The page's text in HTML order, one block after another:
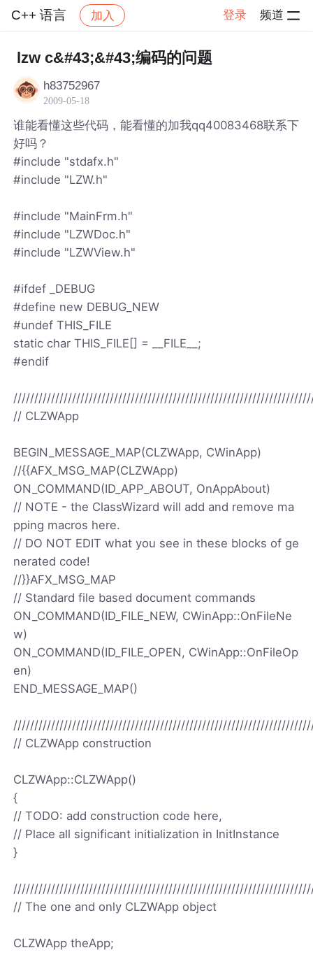
C++ 语言 加入 登录 频道
社区 C++ 语言 帖子详情
lzw c&#43;&#43;编码的问题
h83752967
2009-05-18
谁能看懂这些代码，能看懂的加我qq40083468联系下
好吗？
#include "stdafx.h"
#include "LZW.h"
#include "MainFrm.h"
#include "LZWDoc.h"
#include "LZWView.h"
#ifdef _DEBUG
#define new DEBUG_NEW
#undef THIS_FILE
static char THIS_FILE[] = __FILE__;
#endif
// CLZWApp
BEGIN_MESSAGE_MAP(CLZWApp, CWinApp)
//{{AFX_MSG_MAP(CLZWApp)
ON_COMMAND(ID_APP_ABOUT, OnAppAbout)
// NOTE - the ClassWizard will add and remove ma
pping macros here.
// DO NOT EDIT what you see in these blocks of ge
nerated code!
//}}AFX_MSG_MAP
// Standard file based document commands
ON_COMMAND(ID_FILE_NEW, CWinApp::OnFileNe
w)
ON_COMMAND(ID_FILE_OPEN, CWinApp::OnFileOp
en)
END_MESSAGE_MAP()
// CLZWApp construction
CLZWApp::CLZWApp()
{
// TODO: add construction code here,
// Place all significant initialization in InitInstance
}
// The one and only CLZWApp object
CLZWApp theApp;